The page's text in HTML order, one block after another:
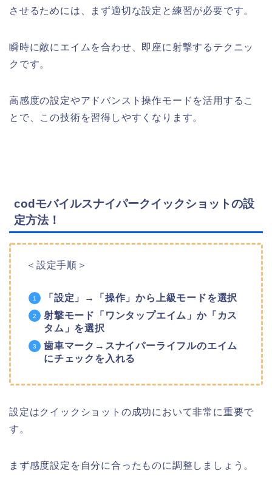
させるためには、まず適切な設定と練習が必要です。
瞬時に敵にエイムを合わせ、即座に射撃するテクニッ
クです。
高感度の設定やアドバンスト操作モードを活用するこ
とで、この技術を習得しやすくなります。
codモバイルスナイパークイックショットの設
定方法！
＜設定手順＞
「設定」→「操作」から上級モードを選択
射撃モード「ワンタップエイム」か「カス
タム」を選択
歯車マーク→スナイパーライフルのエイム
にチェックを入れる
設定はクイックショットの成功において非常に重要で
す。
まず感度設定を自分に合ったものに調整しましょう。